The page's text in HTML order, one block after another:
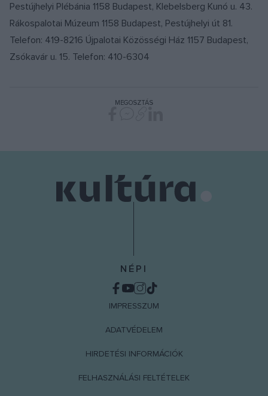
Pestújhelyi Plébánia 1158 Budapest, Klebelsberg Kunó u. 43.
Rákospalotai Múzeum 1158 Budapest, Pestújhelyi út 81.
Telefon: 419-8216 Újpalotai Közösségi Ház 1157 Budapest,
Zsókavár u. 15. Telefon: 410-6304
MEGOSZTÁS
NÉPI
IMPRESSZUM
ADATVÉDELEM
HIRDETÉSI INFORMÁCIÓK
FELHASZNÁLÁSI FELTÉTELEK